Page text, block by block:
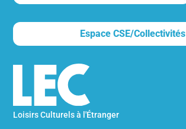
dans
le
site
Espace CSE/Collectivités
Loisirs Culturels à l'Étranger